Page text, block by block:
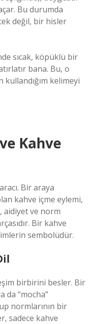
Bu durumda
değil, bir hisler
sıcak, köpüklü bir
bana. Bu, o
kullandığım kelimeyi
ve Kahve
Bir araya
kahve içme eylemi,
aidiyet ve norm
Bir kahve
sembolüdür.
birbirini besler. Bir
da “mocha”
normlarının bir
sadece kahve